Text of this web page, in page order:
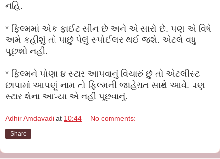
નહિ.
* ફિલ્મમાં એક ફાઈટ સીન છે અને એ સારો છે, પણ એ વિષે
અમે કહીશું તો પાછું પેલું સ્પોઈલર થઈ જશે. એટલે વધુ
પૂછશો નહીં.
* ફિલ્મને પોણા ૪ સ્ટાર આપવાનું વિચારું છું તો એટલીસ્ટ
છાપામાં આપણું નામ તો ફિલ્મની જાહેરાત સાથે આવે. પણ
સ્ટાર શેના આપ્યા એ નહીં પૂછવાનું.
Adhir Amdavadi at 10:44 No comments:
Share